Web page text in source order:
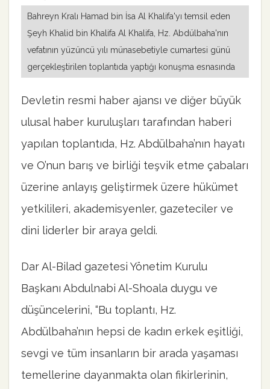
Bahreyn Kralı Hamad bin İsa Al Khalifa'yı temsil eden
Şeyh Khalid bin Khalifa Al Khalifa, Hz. Abdülbaha'nın
vefatının yüzüncü yılı münasebetiyle cumartesi günü
gerçekleştirilen toplantıda yaptığı konuşma esnasında
Devletin resmi haber ajansı ve diğer büyük
ulusal haber kuruluşları tarafından haberi
yapılan toplantıda, Hz. Abdülbaha’nın hayatı
ve O’nun barış ve birliği teşvik etme çabaları
üzerine anlayış geliştirmek üzere hükümet
yetkilileri, akademisyenler, gazeteciler ve
dini liderler bir araya geldi.
Dar Al-Bilad gazetesi Yönetim Kurulu
Başkanı Abdulnabi Al-Shoala duygu ve
düşüncelerini, “Bu toplantı, Hz.
Abdülbaha’nın hepsi de kadın erkek eşitliği,
sevgi ve tüm insanların bir arada yaşaması
temellerine dayanmakta olan fikirlerinin,